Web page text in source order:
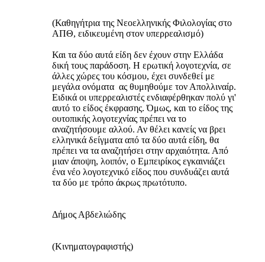
(Καθηγήτρια της Νεοελληνικής Φιλολογίας στο
ΑΠΘ, ειδικευμένη στον υπερρεαλισμό)
Και τα δύο αυτά είδη δεν έχουν στην Ελλάδα
δική τους παράδοση. Η ερωτική λογοτεχνία, σε
άλλες χώρες του κόσμου, έχει συνδεθεί με
μεγάλα ονόματα ­ ας θυμηθούμε τον Απολλιναίρ.
Ειδικά οι υπερρεαλιστές ενδιαφέρθηκαν πολύ γι'
αυτό το είδος έκφρασης. Όμως, και το είδος της
ουτοπικής λογοτεχνίας πρέπει να το
αναζητήσουμε αλλού. Αν θέλει κανείς να βρει
ελληνικά δείγματα από τα δύο αυτά είδη, θα
πρέπει να τα αναζητήσει στην αρχαιότητα. Από
μιαν άποψη, λοιπόν, ο Εμπειρίκος εγκαινιάζει
ένα νέο λογοτεχνικό είδος που συνδυάζει αυτά
τα δύο με τρόπο άκρως πρωτότυπο.
Δήμος Αβδελιώδης
(Κινηματογραφιστής)